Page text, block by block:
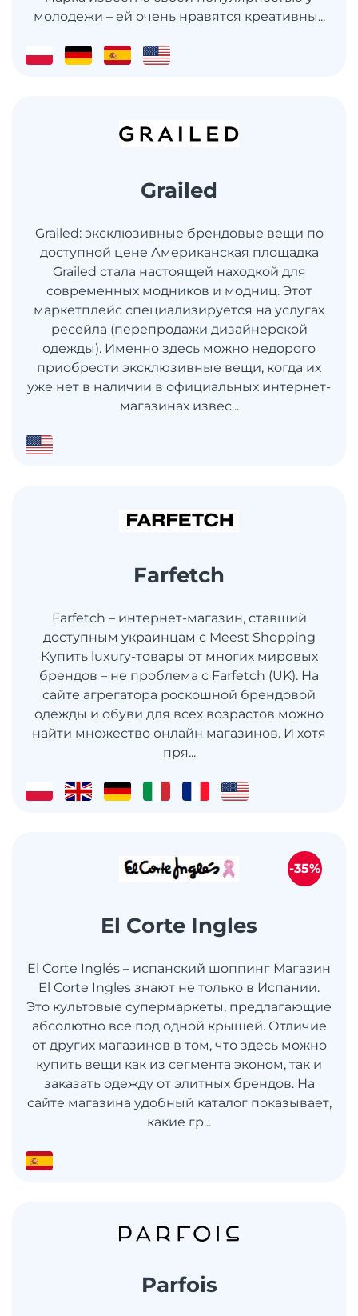
молодежи – ей очень нравятся креативны...
Grailed
Grailed: эксклюзивные брендовые вещи по
доступной цене Американская площадка
Grailed стала настоящей находкой для
современных модников и модниц. Этот
маркетплейс специализируется на услугах
ресейла (перепродажи дизайнерской
одежды). Именно здесь можно недорого
приобрести эксклюзивные вещи, когда их
уже нет в наличии в официальных интернет-
магазинах извес...
Farfetch
Farfetch – интернет-магазин, ставший
доступным украинцам с Meest Shopping
Купить luxury-товары от многих мировых
брендов – не проблема с Farfetch (UK). На
сайте агрегатора роскошной брендовой
одежды и обуви для всех возрастов можно
найти множество онлайн магазинов. И хотя
пря...
El Corte Ingles
El Corte Inglés – испанский шоппинг Магазин
El Corte Ingles знают не только в Испании.
Это культовые супермаркеты, предлагающие
абсолютно все под одной крышей. Отличие
от других магазинов в том, что здесь можно
купить вещи как из сегмента эконом, так и
заказать одежду от элитных брендов. На
сайте магазина удобный каталог показывает,
какие гр...
-35%
Parfois